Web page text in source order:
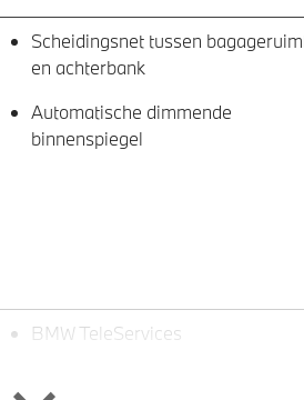
Scheidingsnet tussen
en achterbank
Automatische dimmende
binnenspiegel
BMW TeleServices